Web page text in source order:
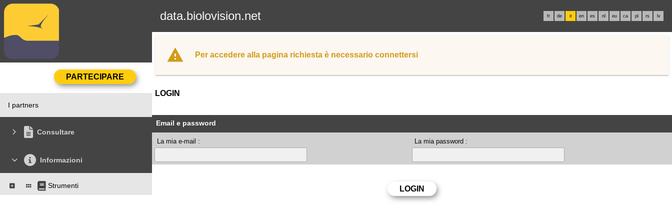
data.biolovision.net fr de it en es nl eu ca pl rs lv
I partners
Consultare
Informazioni
Strumenti
Per accedere alla pagina richiesta è necessario connettersi
LOGIN
Email e password
La mia e-mail : La mia password :